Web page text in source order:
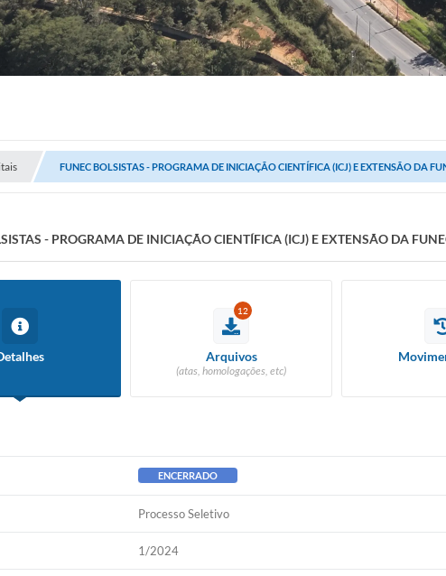
FUNEC BOLSISTAS - PROGRAMA DE INICIAÇÃO CIENTÍFICA (ICJ) E EXTENSÃO DA
- PROGRAMA DE INICIAÇÃO CIENTÍFICA (ICJ) E EXTENSÃO DA
12
Arquivos
(atas, homologações, etc)
ENCERRADO
Processo Seletivo
1/2024